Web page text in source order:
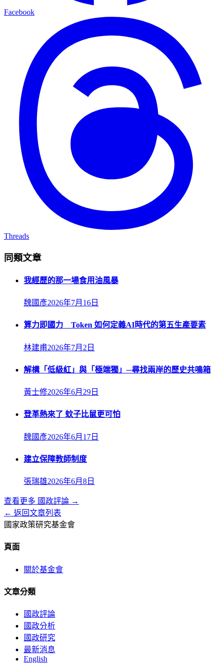
Facebook
Threads
同類文章
我經歷的那一場食用油風暴
魏國彥2026年7月16日
算力即國力 Token 如何定義AI時代的第五生產要素
林建甫2026年7月2日
解構「低級紅」與「極端獨」─尋找兩岸的歷史共鳴箱
黃士修2026年6月29日
登革熱來了 蚊子比鼠更可怕
魏國彥2026年6月17日
建立保障教師制度
張瑞雄2026年6月8日
查看更多 國政評論 →
← 返回文章列表
國家政策研究基金會
頁面
關於基金會
文章分類
國政評論
國政分析
國政研究
最新消息
English